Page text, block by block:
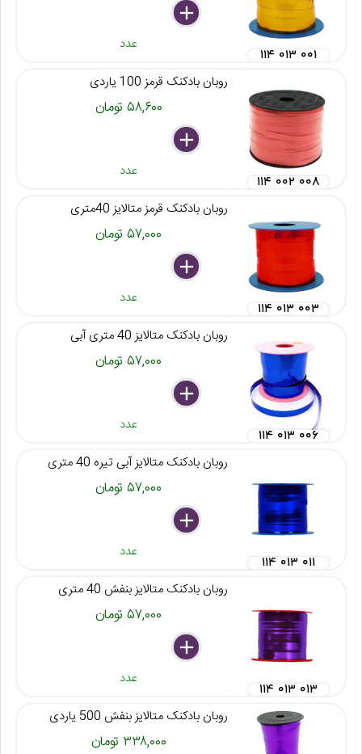
delete
remove
add
عدد
۱۱۴ ۰۱۳ ۰۰۱
روبان بادکنک قرمز 100 یاردی
۵۸,۶۰۰ تومان
delete
remove
add
عدد
۱۱۴ ۰۰۲ ۰۰۸
روبان بادکنک قرمز متالایز 40متری
۵۷,۰۰۰ تومان
delete
remove
add
عدد
۱۱۴ ۰۱۳ ۰۰۳
روبان بادکنک متالایز 40 متری آبی
۵۷,۰۰۰ تومان
delete
remove
add
عدد
۱۱۴ ۰۱۳ ۰۰۶
روبان بادکنک متالایز آبی تیره 40 متری
۵۷,۰۰۰ تومان
delete
remove
add
عدد
۱۱۴ ۰۱۳ ۰۱۱
روبان بادکنک متالایز بنفش 40 متری
۵۷,۰۰۰ تومان
delete
remove
add
عدد
۱۱۴ ۰۱۳ ۰۱۳
روبان بادکنک متالایز بنفش 500 یاردی
۳۳۸,۰۰۰ تومان